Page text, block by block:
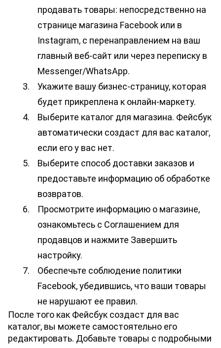
продавать товары: непосредственно на
странице магазина Facebook или в
Instagram, с перенаправлением на ваш
главный веб-сайт или через переписку в
Messenger/WhatsApp.
Укажите вашу бизнес-страницу, которая
будет прикреплена к онлайн-маркету.
Выберите каталог для магазина. Фейсбук
автоматически создаст для вас каталог,
если его у вас нет.
Выберите способ доставки заказов и
предоставьте информацию об обработке
возвратов.
Просмотрите информацию о магазине,
ознакомьтесь с Соглашением для
продавцов и нажмите Завершить
настройку.
Обеспечьте соблюдение политики
Facebook, убедившись, что ваши товары
не нарушают ее правил.
После того как Фейсбук создаст для вас
каталог, вы можете самостоятельно его
редактировать. Добавьте товары с подробными